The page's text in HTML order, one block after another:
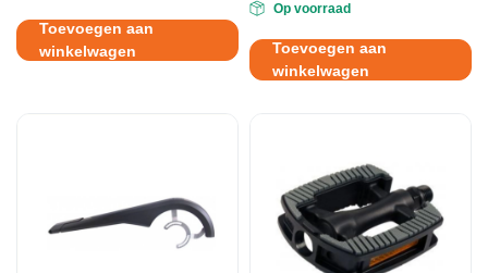
Toevoegen aan
winkelwagen
Op voorraad
Toevoegen aan
winkelwagen